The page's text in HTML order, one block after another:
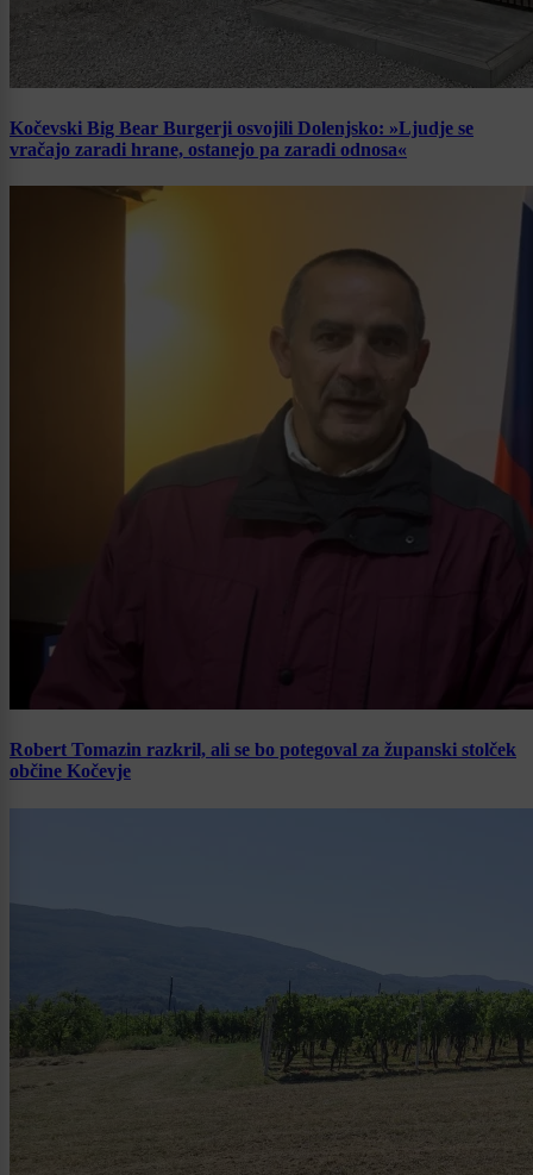
Kočevski Big Bear Burgerji osvojili Dolenjsko: »Ljudje se
vračajo zaradi hrane, ostanejo pa zaradi odnosa«
Robert Tomazin razkril, ali se bo potegoval za županski stolček
občine Kočevje